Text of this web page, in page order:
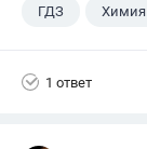
ГДЗ Химия
1 ответ